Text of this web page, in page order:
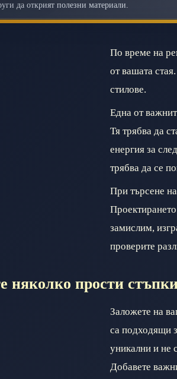
да открият полезни материали.
По време на
от вашата
стилове.
Една от
Тя трябва да
енергия за
трябва да се
При търсене
замислим,
проверите
няколко прости
Заложете на
са подходящи
уникални и не
Добавете